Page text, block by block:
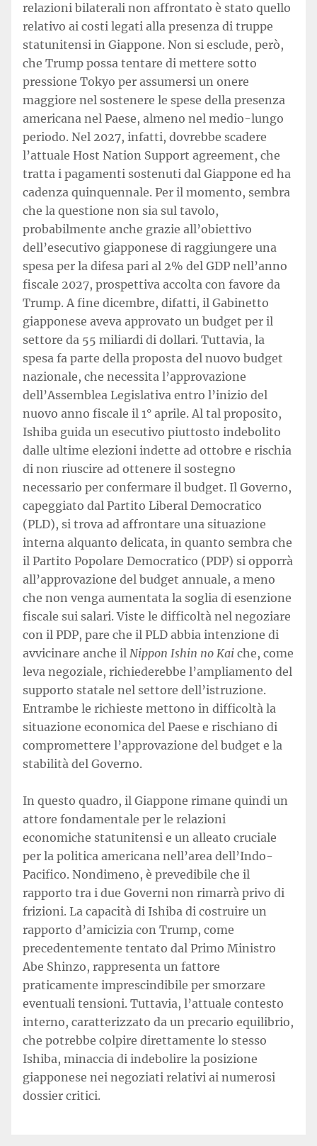
relazioni bilaterali non affrontato è stato quello
relativo ai costi legati alla presenza di truppe
statunitensi in Giappone. Non si esclude, però,
che Trump possa tentare di mettere sotto
pressione Tokyo per assumersi un onere
maggiore nel sostenere le spese della presenza
americana nel Paese, almeno nel medio-lungo
periodo. Nel 2027, infatti, dovrebbe scadere
l’attuale Host Nation Support agreement, che
tratta i pagamenti sostenuti dal Giappone ed ha
cadenza quinquennale. Per il momento, sembra
che la questione non sia sul tavolo,
probabilmente anche grazie all’obiettivo
dell’esecutivo giapponese di raggiungere una
spesa per la difesa pari al 2% del GDP nell’anno
fiscale 2027, prospettiva accolta con favore da
Trump. A fine dicembre, difatti, il Gabinetto
giapponese aveva approvato un budget per il
settore da 55 miliardi di dollari. Tuttavia, la
spesa fa parte della proposta del nuovo budget
nazionale, che necessita l’approvazione
dell’Assemblea Legislativa entro l’inizio del
nuovo anno fiscale il 1° aprile. Al tal proposito,
Ishiba guida un esecutivo piuttosto indebolito
dalle ultime elezioni indette ad ottobre e rischia
di non riuscire ad ottenere il sostegno
necessario per confermare il budget. Il Governo,
capeggiato dal Partito Liberal Democratico
(PLD), si trova ad affrontare una situazione
interna alquanto delicata, in quanto sembra che
il Partito Popolare Democratico (PDP) si opporrà
all’approvazione del budget annuale, a meno
che non venga aumentata la soglia di esenzione
fiscale sui salari. Viste le difficoltà nel negoziare
con il PDP, pare che il PLD abbia intenzione di
avvicinare anche il Nippon Ishin no Kai che, come
leva negoziale, richiederebbe l’ampliamento del
supporto statale nel settore dell’istruzione.
Entrambe le richieste mettono in difficoltà la
situazione economica del Paese e rischiano di
compromettere l’approvazione del budget e la
stabilità del Governo.
In questo quadro, il Giappone rimane quindi un
attore fondamentale per le relazioni
economiche statunitensi e un alleato cruciale
per la politica americana nell’area dell’Indo-
Pacifico. Nondimeno, è prevedibile che il
rapporto tra i due Governi non rimarrà privo di
frizioni. La capacità di Ishiba di costruire un
rapporto d’amicizia con Trump, come
precedentemente tentato dal Primo Ministro
Abe Shinzo, rappresenta un fattore
praticamente imprescindibile per smorzare
eventuali tensioni. Tuttavia, l’attuale contesto
interno, caratterizzato da un precario equilibrio,
che potrebbe colpire direttamente lo stesso
Ishiba, minaccia di indebolire la posizione
giapponese nei negoziati relativi ai numerosi
dossier critici.